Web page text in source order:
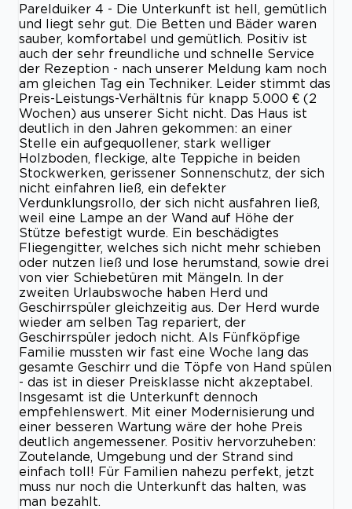
Parelduiker 4 - Die Unterkunft ist hell, gemütlich
und liegt sehr gut. Die Betten und Bäder waren
sauber, komfortabel und gemütlich. Positiv ist
auch der sehr freundliche und schnelle Service
der Rezeption - nach unserer Meldung kam noch
am gleichen Tag ein Techniker. Leider stimmt das
Preis-Leistungs-Verhältnis für knapp 5.000 € (2
Wochen) aus unserer Sicht nicht. Das Haus ist
deutlich in den Jahren gekommen: an einer
Stelle ein aufgequollener, stark welliger
Holzboden, fleckige, alte Teppiche in beiden
Stockwerken, gerissener Sonnenschutz, der sich
nicht einfahren ließ, ein defekter
Verdunklungsrollo, der sich nicht ausfahren ließ,
weil eine Lampe an der Wand auf Höhe der
Stütze befestigt wurde. Ein beschädigtes
Fliegengitter, welches sich nicht mehr schieben
oder nutzen ließ und lose herumstand, sowie drei
von vier Schiebetüren mit Mängeln. In der
zweiten Urlaubswoche haben Herd und
Geschirrspüler gleichzeitig aus. Der Herd wurde
wieder am selben Tag repariert, der
Geschirrspüler jedoch nicht. Als Fünfköpfige
Familie mussten wir fast eine Woche lang das
gesamte Geschirr und die Töpfe von Hand spülen
- das ist in dieser Preisklasse nicht akzeptabel.
Insgesamt ist die Unterkunft dennoch
empfehlenswert. Mit einer Modernisierung und
einer besseren Wartung wäre der hohe Preis
deutlich angemessener. Positiv hervorzuheben:
Zoutelande, Umgebung und der Strand sind
einfach toll! Für Familien nahezu perfekt, jetzt
muss nur noch die Unterkunft das halten, was
man bezahlt.